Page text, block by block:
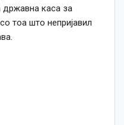
државна каса за
тоа што непријавил